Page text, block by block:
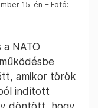
15-én – Fotó:
a NATO
amikor török
indított